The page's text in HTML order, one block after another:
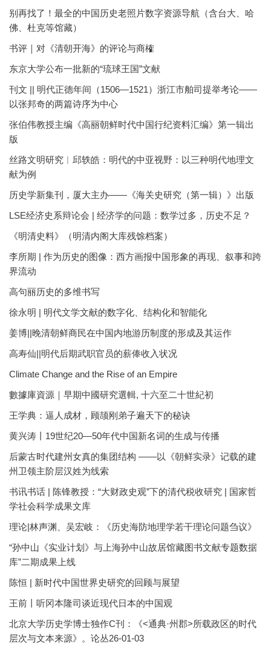
别再找了！最全的中国历史老照片数字资源导航（含台大、哈
佛、杜克等馆藏）
书评｜对《清朝开海》的评论与商榷
东京大学公布一批新的“琉球王国”文献
刊文 || 明代正德年间（1506—1521）浙江市舶司提举考论——
以张邦奇的两篇诗序为中心
张伯伟教授主编《高丽朝鲜时代中国行纪资料汇编》第一辑出
版
丝路文明研究︱邱轶皓：明代的中亚视野：以三种明代地理文
献为例
历史学新集刊，厦大主办——《海关史研究（第一辑）》出版
LSE经济史系辩论会 | 经济学的问题：数学过多，历史不足？
《明清史料》（明清内阁大库残馀档案）
李所期 | 作为历史的图像：西方画报中国形象的再现、叙事和跨
界流动
高句丽历史的多维书写
徐永明 | 明代文学文献的数字化、结构化和智能化
姜博||晚清朝鲜商民在中国内地游历制度的形成及其运作
高寿仙||明代后期武职官员的薪俸收入状况
Climate Change and the Rise of an Empire
數據庫資源｜早期中國研究選輯, 十六至二十世紀初
王学典：逼人成材，顾颉刚弟子遍天下的秘诀
黄兴涛丨19世纪20—50年代中国新名词的生成与传播
后蒙古时代建州女真的集团结构 ——以《朝鲜实录》记载的建
州卫领主阶层汉姓为线索
书讯书话 | 陈锋教授：“大财政史观”下的清代税收研究 | 国家哲
学社会科学成果文库
理论|林声渊、吴宏岐：《历史海防地理学若干理论问题刍议》
“孙中山《实业计划》与上海孙中山故居馆藏图书文献专题数据
库”二期成果上线
陈恒 | 新时代中国世界史研究的回顾与展望
王前丨听冈本隆司谈近现代日本的中国观
北京大学历史学博士独作C刊：《<通典·州郡>所载政区的时代
层次与文本来源》。论丛26-01-03